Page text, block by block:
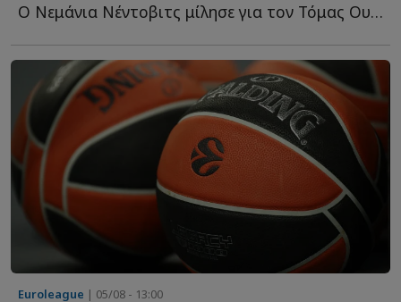
Ο Νεμάνια Νέντοβιτς μίλησε για τον Τόμας Ουόκαπ και θ...
Euroleague | 05/08 - 13:00